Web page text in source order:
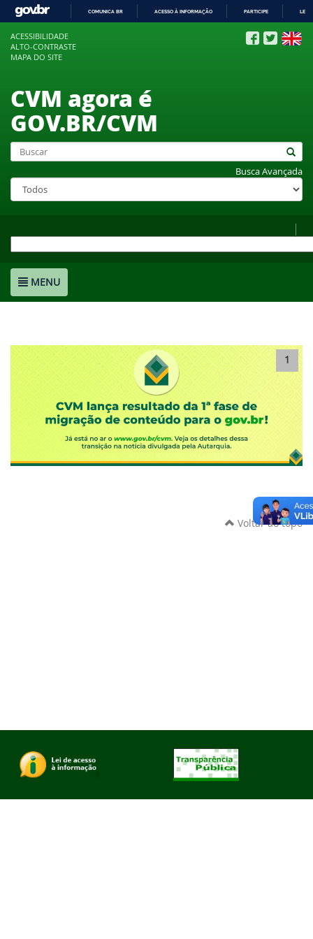
COMUNICA BR ACESSO À INFORMAÇÃO PARTICIPE
ACESSIBILIDADE
ALTO-CONTRASTE
MAPA DO SITE
CVM agora é
GOV.BR/CVM
Busca Avançada
MENU
1
Voltar ao topo